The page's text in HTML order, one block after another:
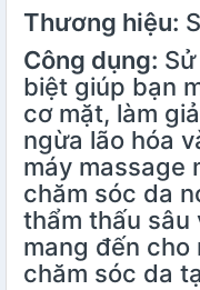
Thương hiệu:
Công dụng:
biệt giúp bạn
cơ mặt, làm
ngừa lão hóa
máy massage
chăm sóc da
thẩm thấu sâu
mang đến cho
chăm sóc da